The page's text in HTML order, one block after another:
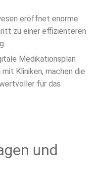
eröffnet enorme
zu einer effizienteren
Medikationsplan
mit Kliniken, machen die
für das
und